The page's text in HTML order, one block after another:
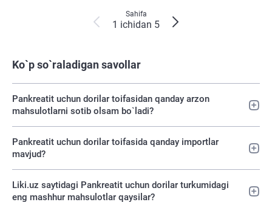
Sahifa
1 ichidan 5
Ko`p so`raladigan savollar
Pankreatit uchun dorilar toifasidan qanday arzon
mahsulotlarni sotib olsam bo`ladi?
Pankreatit uchun dorilar toifasida qanday importlar
mavjud?
Liki.uz saytidagi Pankreatit uchun dorilar turkumidagi
eng mashhur mahsulotlar qaysilar?